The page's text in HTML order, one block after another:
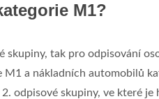
M1?
skupiny, tak pro odpisování
a nákladních automobilů
2. odpisové skupiny, ve které je